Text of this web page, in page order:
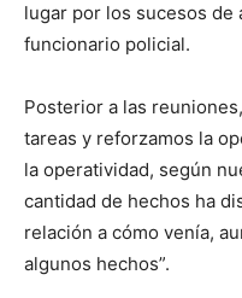
lugar por los sucesos de
funcionario policial.
Posterior a las
tareas y reforzamos la
la operatividad, según
cantidad de hechos ha
relación a cómo venía,
algunos hechos”.